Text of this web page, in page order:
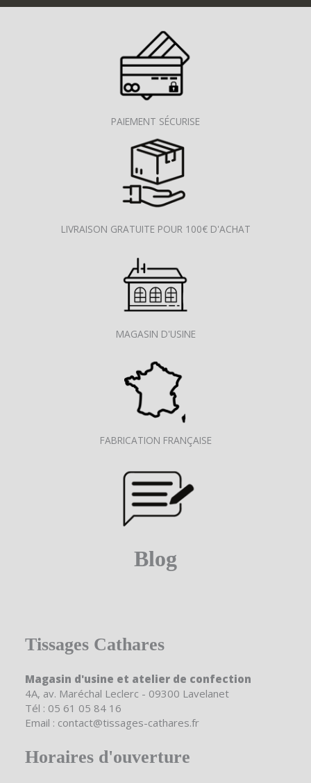
PAIEMENT SÉCURISE
LIVRAISON GRATUITE POUR 100€ D'ACHAT
MAGASIN D'USINE
FABRICATION FRANÇAISE
Blog
Tissages Cathares
Magasin d'usine et atelier de confection
4A, av. Maréchal Leclerc - 09300 Lavelanet
Tél : 05 61 05 84 16
Email : contact@tissages-cathares.fr
Horaires d'ouverture